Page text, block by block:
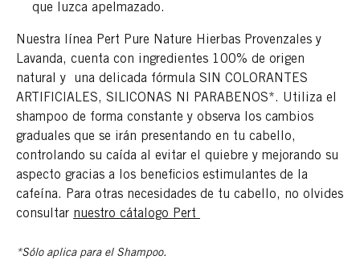
que luzca apelmazado.
Nuestra línea Pert Pure Nature Hierbas Provenzales y
Lavanda, cuenta con ingredientes 100% de origen
natural y una delicada fórmula SIN COLORANTES
ARTIFICIALES, SILICONAS NI PARABENOS*. Utiliza el
shampoo de forma constante y observa los cambios
graduales que se irán presentando en tu cabello,
controlando su caída al evitar el quiebre y mejorando su
aspecto gracias a los beneficios estimulantes de la
cafeína. Para otras necesidades de tu cabello, no olvides
consultar nuestro cátalogo Pert
*Sólo aplica para el Shampoo.